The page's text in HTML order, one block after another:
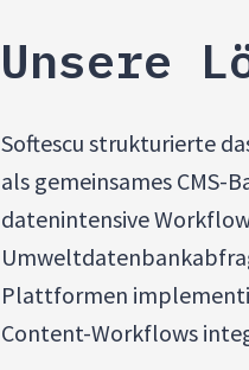
Unsere
Softescu strukturierte
als gemeinsames CMS-
datenintensive
Plattformen
Content-Workflows